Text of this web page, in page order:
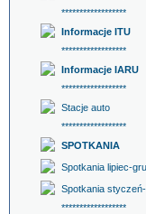
******************
Informacje ITU
******************
Informacje IARU
******************
Stacje auto
******************
SPOTKANIA
Spotkania lipiec-
Spotkania
******************